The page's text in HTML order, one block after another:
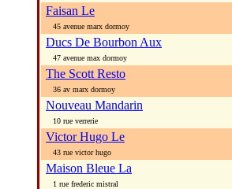
Faisan Le
45 avenue marx dormoy
Ducs De Bourbon Aux
47 avenue max dormoy
The Scott Resto
36 av marx dormoy
Nouveau Mandarin
10 rue verrerie
Victor Hugo Le
43 rue victor hugo
Maison Bleue La
1 rue frederic mistral